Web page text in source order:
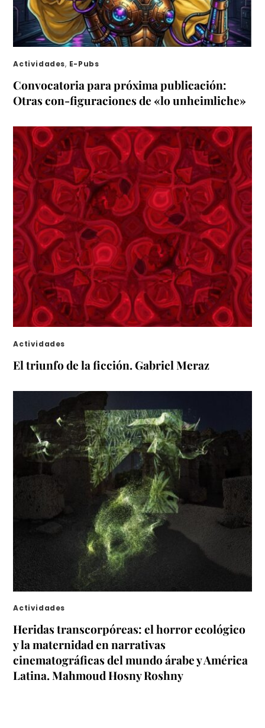
Actividades, E-Pubs
Convocatoria para próxima publicación:
Otras con-figuraciones de «lo unheimliche»
Actividades
El triunfo de la ficción. Gabriel Meraz
Actividades
Heridas transcorpóreas: el horror ecológico
y la maternidad en narrativas
cinematográficas del mundo árabe y América
Latina. Mahmoud Hosny Roshny